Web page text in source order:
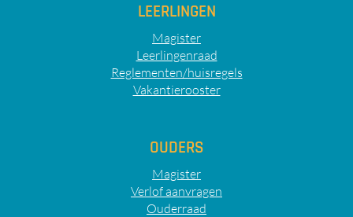
LEERLINGEN
Magister
Leerlingenraad
Reglementen/huisregels
Vakantierooster
OUDERS
Magister
Verlof aanvragen
Ouderraad